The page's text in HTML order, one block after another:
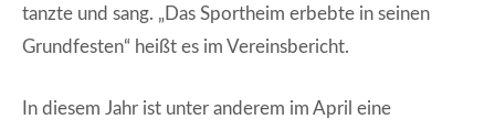
tanzte und sang. „Das Sportheim erbebte in seinen
Grundfesten“ heißt es im Vereinsbericht.
In diesem Jahr ist unter anderem im April eine